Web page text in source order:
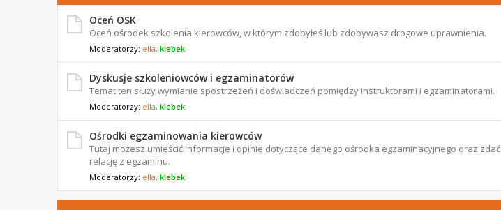
Oceń OSK
Oceń ośrodek szkolenia kierowców, w którym zdobyłeś lub zdobywasz drogowe uprawnienia.
Moderatorzy: ella, klebek
Dyskusje szkoleniowców i egzaminatorów
Temat ten służy wymianie spostrzeżeń i doświadczeń pomiędzy instruktorami i egzaminatorami.
Moderatorzy: ella, klebek
Ośrodki egzaminowania kierowców
Tutaj możesz umieścić informacje i opinie dotyczące danego ośrodka egzaminacyjnego oraz zdać
relację z egzaminu.
Moderatorzy: ella, klebek